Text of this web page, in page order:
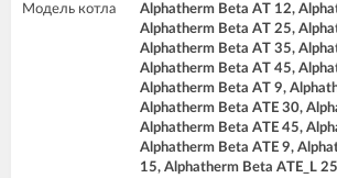
Модель котла
Alphatherm Beta AT 12,
Alphatherm Beta AT 25,
Alphatherm Beta AT 35,
Alphatherm Beta AT 45,
Alphatherm Beta AT 9,
Alphatherm Beta ATE 30,
Alphatherm Beta ATE 45,
Alphatherm Beta ATE 9,
15, Alphatherm Beta ATE_L